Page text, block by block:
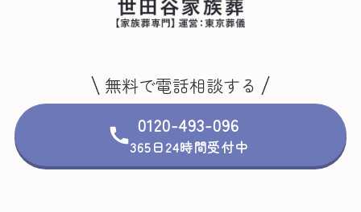
無料で電話相談する
0120-493-096
365日24時間受付中